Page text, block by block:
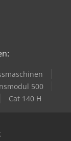
500
Cat 140 H